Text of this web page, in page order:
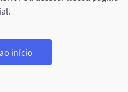
início